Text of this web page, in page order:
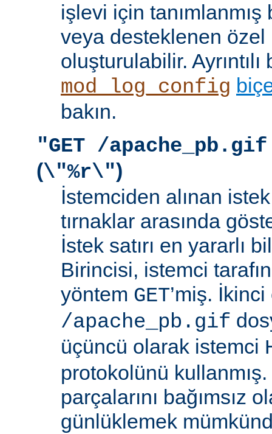
işlevi için
veya desteklenen
oluşturulabilir.
mod_log_config
bakın.
"GET /
(\"%r\")
İstemciden alınan istek
tırnaklar arasında
İstek satırı en yararlı
Birincisi, istemci
yöntem GET’miş.
/apache_pb.gif
üçüncü olarak istemci
protokolünü kullanmış.
parçalarını bağımsız
günlüklemek